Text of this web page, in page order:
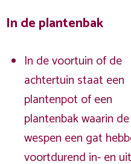
In de plantenbak
In de voortuin of de
achtertuin staat een
plantenpot of een
plantenbak waarin de
wespen een gat
voortdurend in- en